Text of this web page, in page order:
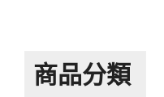
商品分類